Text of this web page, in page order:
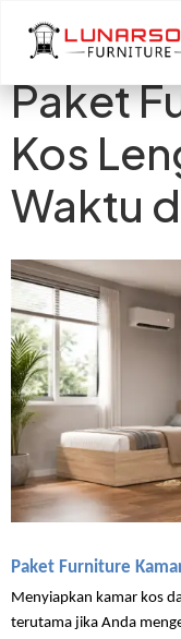
Paket
Kos
Waktu
Paket Furniture
Menyiapkan kamar kos
terutama jika Anda